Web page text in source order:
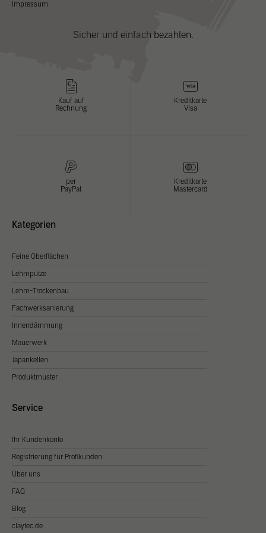
Impressum
Sicher und einfach bezahlen.
Kauf auf
Rechnung
Kreditkarte
Visa
per
PayPal
Kreditkarte
Mastercard
Kategorien
Feine Oberflächen
Lehmputze
Lehm-Trockenbau
Fachwerksanierung
Innendämmung
Mauerwerk
Japankellen
Produktmuster
Service
Ihr Kundenkonto
Registrierung für Profikunden
Über uns
FAQ
Blog
claytec.de